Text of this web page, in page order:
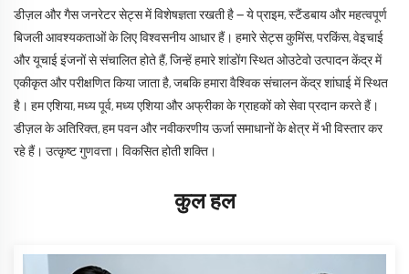
डीज़ल और गैस जनरेटर सेट्स में विशेषज्ञता रखती है — ये प्राइम, स्टैंडबाय और महत्वपूर्ण
बिजली आवश्यकताओं के लिए विश्वसनीय आधार हैं। हमारे सेट्स कुमिंस, परकिंस, वेइचाई
और यूचाई इंजनों से संचालित होते हैं, जिन्हें हमारे शांडोंग स्थित ओउटेवो उत्पादन केंद्र में
एकीकृत और परीक्षणित किया जाता है, जबकि हमारा वैश्विक संचालन केंद्र शांघाई में स्थित
है। हम एशिया, मध्य पूर्व, मध्य एशिया और अफ्रीका के ग्राहकों को सेवा प्रदान करते हैं।
डीज़ल के अतिरिक्त, हम पवन और नवीकरणीय ऊर्जा समाधानों के क्षेत्र में भी विस्तार कर
रहे हैं। उत्कृष्ट गुणवत्ता। विकसित होती शक्ति।
कुल हल